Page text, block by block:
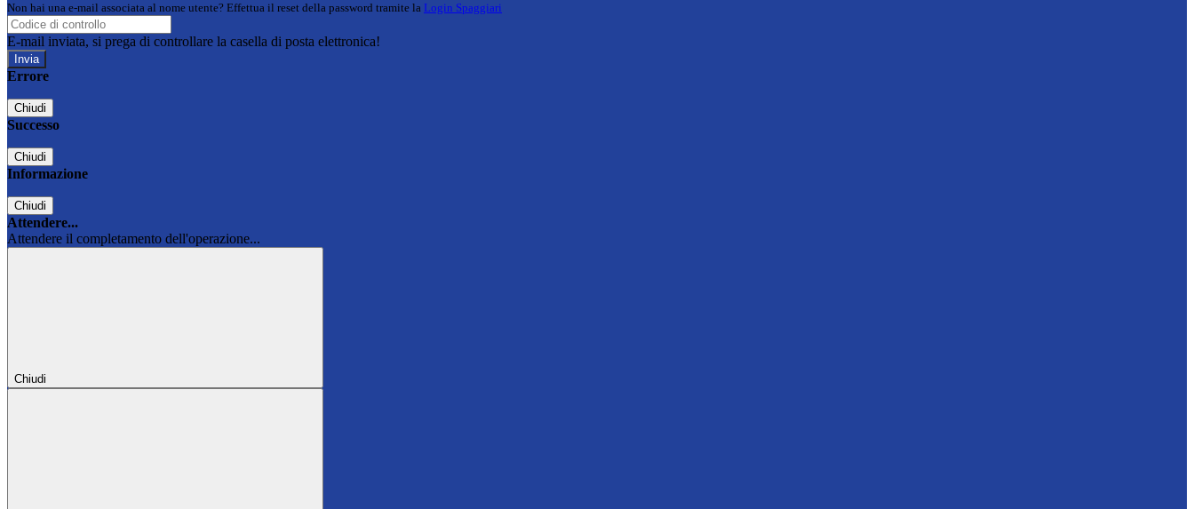
Non hai una e-mail associata al nome utente? Effettua il reset della password tramite la Login Spaggiari
E-mail inviata, si prega di controllare la casella di posta elettronica!
Errore
Chiudi
Successo
Chiudi
Informazione
Chiudi
Attendere...
Attendere il completamento dell'operazione...
Chiudi